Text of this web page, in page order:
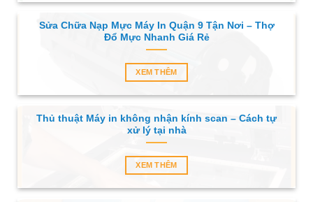
Sửa Chữa Nạp Mực Máy In Quận 9 Tận Nơi – Thợ
Đổ Mực Nhanh Giá Rẻ
XEM THÊM
Thủ thuật Máy in không nhận kính scan – Cách tự
xử lý tại nhà
XEM THÊM